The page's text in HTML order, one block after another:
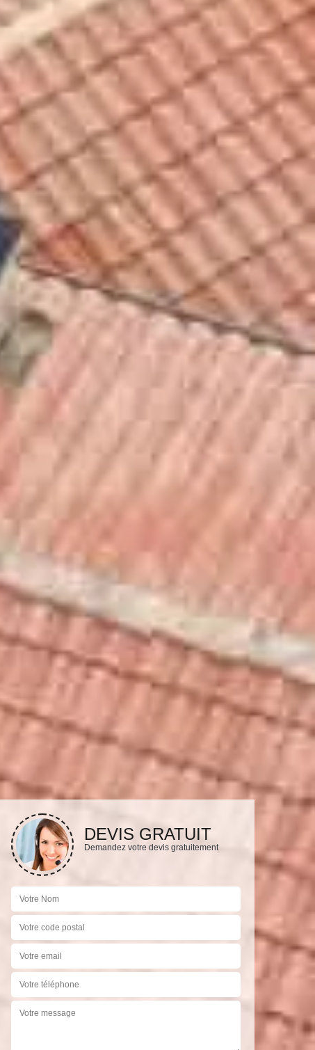
DEVIS GRATUIT
Demandez votre devis gratuitement